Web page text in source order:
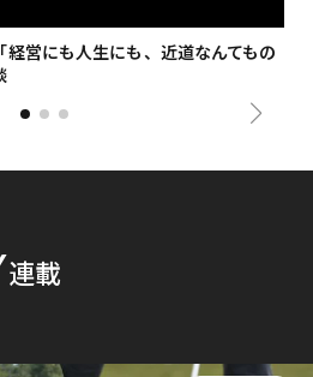
経営にも人生にも、近道なんてもの
連載